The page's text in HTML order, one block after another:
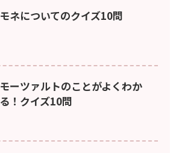
モネについてのクイズ10問
モーツァルトのことがよくわか
る！クイズ10問